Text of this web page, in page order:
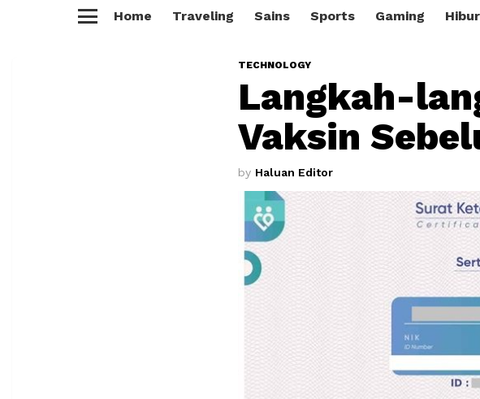
Home Traveling Sains Sports Gaming
TECHNOLOGY
Langkah-
Vaksin
by Haluan Editor